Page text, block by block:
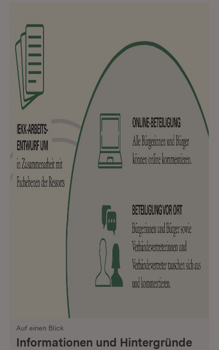
Auf einen Blick
Informationen und Hintergründe